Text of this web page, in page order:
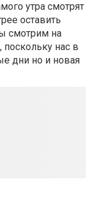
утра смотрят
оставить
смотрим на
нас в
дни но и новая